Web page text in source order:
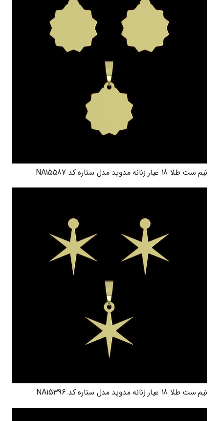
نیم ست طلا 18 عیار زنانه مدوپد مدل ستاره کد NA15587
نیم ست طلا 18 عیار زنانه مدوپد مدل ستاره کد NA15396